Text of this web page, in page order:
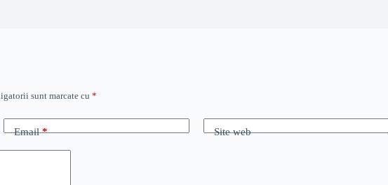
sunt marcate cu *
Email* Site web